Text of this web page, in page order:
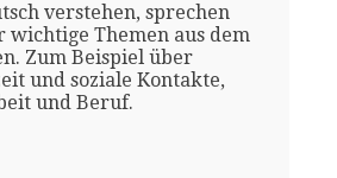
verstehen, sprechen
wichtige Themen aus dem
Zum Beispiel über
und soziale Kontakte,
und Beruf.